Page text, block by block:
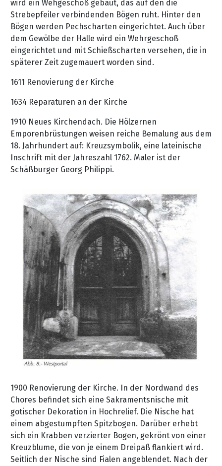
wird ein Wehgeschoß gebaut, das auf den die
Strebepfeiler verbindenden Bögen ruht. Hinter den
Bögen werden Pechscharten eingerichtet. Auch über
dem Gewölbe der Halle wird ein Wehrgeschoß
eingerichtet und mit Schießscharten versehen, die in
späterer Zeit zugemauert worden sind.
1611 Renovierung der Kirche
1634 Reparaturen an der Kirche
1910 Neues Kirchendach. Die Hölzernen
Emporenbrüstungen weisen reiche Bemalung aus dem
18. Jahrhundert auf: Kreuzsymbolik, eine lateinische
Inschrift mit der Jahreszahl 1762. Maler ist der
Schäßburger Georg Philippi.
1900 Renovierung der Kirche. In der Nordwand des
Chores befindet sich eine Sakramentsnische mit
gotischer Dekoration in Hochrelief. Die Nische hat
einem abgestumpften Spitzbogen. Darüber erhebt
sich ein Krabben verzierter Bogen, gekrönt von einer
Kreuzblume, die von je einem Dreipaß flankiert wird.
Seitlich der Nische sind Fialen angeblendet. Nach der